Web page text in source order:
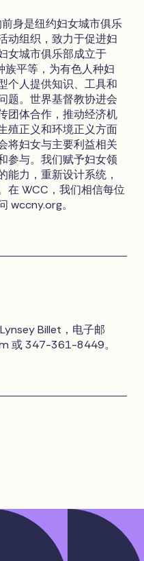
身是纽约妇女城市俱乐
动组织，致力于促进妇
女城市俱乐部成立于
平等，为有色人种妇
个人提供知识、工具和
题。世界基督教协进会
团体合作，推动经济机
殖正义和环境正义方面
将妇女与主要利益相关
参与。我们赋予妇女领
能力，重新设计系统，
在 WCC，我们相信每位
wccny.org。
Billet，电子邮
或 347-361-8449。